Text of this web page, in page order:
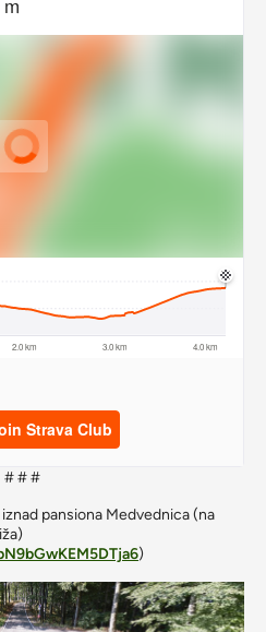
# # #
pansiona Medvednica (na
)